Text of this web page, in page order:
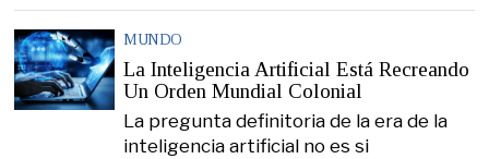
MUNDO
La Inteligencia Artificial Está Recreando
Un Orden Mundial Colonial
La pregunta definitoria de la era de la
inteligencia artificial no es si